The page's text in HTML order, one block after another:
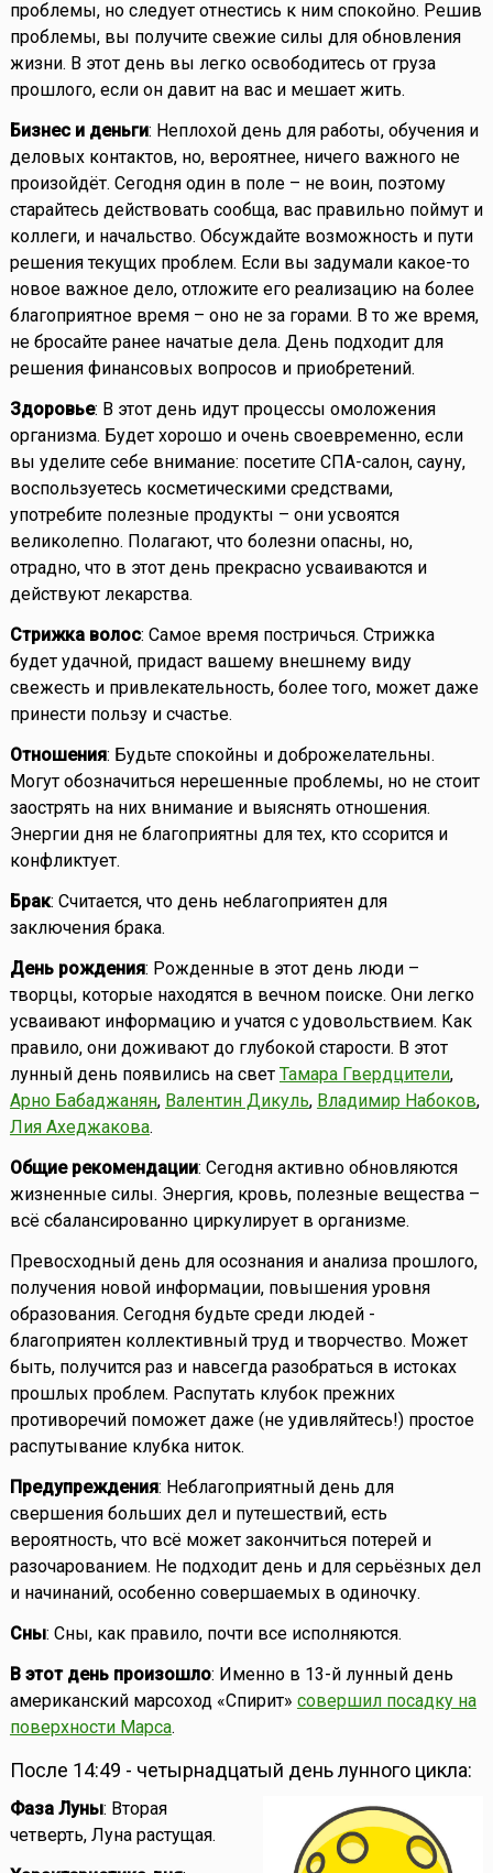
проблемы, но следует отнестись к ним спокойно. Решив
проблемы, вы получите свежие силы для обновления
жизни. В этот день вы легко освободитесь от груза
прошлого, если он давит на вас и мешает жить.
Бизнес и деньги: Неплохой день для работы, обучения и
деловых контактов, но, вероятнее, ничего важного не
произойдёт. Сегодня один в поле – не воин, поэтому
старайтесь действовать сообща, вас правильно поймут и
коллеги, и начальство. Обсуждайте возможность и пути
решения текущих проблем. Если вы задумали какое-то
новое важное дело, отложите его реализацию на более
благоприятное время – оно не за горами. В то же время,
не бросайте ранее начатые дела. День подходит для
решения финансовых вопросов и приобретений.
Здоровье: В этот день идут процессы омоложения
организма. Будет хорошо и очень своевременно, если
вы уделите себе внимание: посетите СПА-салон, сауну,
воспользуетесь косметическими средствами,
употребите полезные продукты – они усвоятся
великолепно. Полагают, что болезни опасны, но,
отрадно, что в этот день прекрасно усваиваются и
действуют лекарства.
Стрижка волос: Самое время постричься. Стрижка
будет удачной, придаст вашему внешнему виду
свежесть и привлекательность, более того, может даже
принести пользу и счастье.
Отношения: Будьте спокойны и доброжелательны.
Могут обозначиться нерешенные проблемы, но не стоит
заострять на них внимание и выяснять отношения.
Энергии дня не благоприятны для тех, кто ссорится и
конфликтует.
Брак: Считается, что день неблагоприятен для
заключения брака.
День рождения: Рожденные в этот день люди –
творцы, которые находятся в вечном поиске. Они легко
усваивают информацию и учатся с удовольствием. Как
правило, они доживают до глубокой старости. В этот
лунный день появились на свет Тамара Гвердцители,
Арно Бабаджанян, Валентин Дикуль, Владимир Набоков,
Лия Ахеджакова.
Общие рекомендации: Сегодня активно обновляются
жизненные силы. Энергия, кровь, полезные вещества –
всё сбалансированно циркулирует в организме.
Превосходный день для осознания и анализа прошлого,
получения новой информации, повышения уровня
образования. Сегодня будьте среди людей -
благоприятен коллективный труд и творчество. Может
быть, получится раз и навсегда разобраться в истоках
прошлых проблем. Распутать клубок прежних
противоречий поможет даже (не удивляйтесь!) простое
распутывание клубка ниток.
Предупреждения: Неблагоприятный день для
свершения больших дел и путешествий, есть
вероятность, что всё может закончиться потерей и
разочарованием. Не подходит день и для серьёзных дел
и начинаний, особенно совершаемых в одиночку.
Сны: Сны, как правило, почти все исполняются.
В этот день произошло: Именно в 13-й лунный день
американский марсоход «Спирит» совершил посадку на
поверхности Марса.
После 14:49 - четырнадцатый день лунного цикла:
Фаза Луны: Вторая
четверть, Луна растущая.